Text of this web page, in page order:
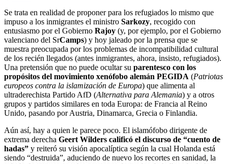
Se trata en realidad de proponer para los refugiados lo mismo que
impuso a los inmigrantes el ministro Sarkozy, recogido con
entusiasmo por el Gobierno Rajoy (y, por ejemplo, por el Gobierno
valenciano del SrCamps) y hoy jaleado por la prensa que se
muestra preocupada por los problemas de incompatibilidad cultural
de los recién llegados (antes inmigrantes, ahora, insisto, refugiados).
Una pretensión que no puede ocultar su parentesco con los
propósitos del movimiento xenófobo alemán PEGIDA (Patriotas
europeos contra la islamización de Europa) que alimenta al
ultraderechista Partido AfD (Alternativa para Alemania) y a otros
grupos y partidos similares en toda Europa: de Francia al Reino
Unido, pasando por Austria, Dinamarca, Grecia o Finlandia.
Aún así, hay a quien le parece poco. El islamófobo dirigente de
extrema derecha Geert Wilders calificó el discurso de “cuento de
hadas” y reiteró su visión apocalíptica según la cual Holanda está
siendo “destruida”, aduciendo de nuevo los recortes en sanidad, la